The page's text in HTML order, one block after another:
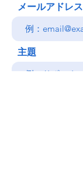
メールアドレス
主題